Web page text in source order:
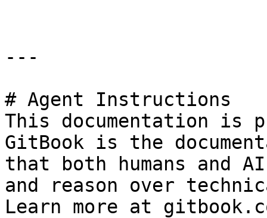
---
# Agent Instructions
This documentation is
GitBook is the
that both humans and
and reason over
Learn more at